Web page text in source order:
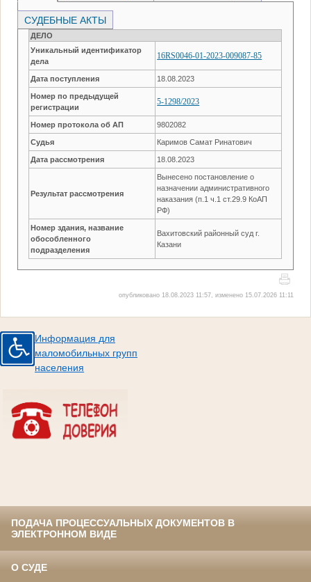
СУДЕБНЫЕ АКТЫ
ДЕЛО
Уникальный идентификатор
дела
16RS0046-01-2023-009087-85
Дата поступления 18.08.2023
Номер по предыдущей
регистрации
5-1298/2023
Номер протокола об АП 9802082
Судья Каримов Самат Ринатович
Дата рассмотрения 18.08.2023
Результат рассмотрения
Вынесено постановление о
назначении административного
наказания (п.1 ч.1 ст.29.9 КоАП
РФ)
Номер здания, название
обособленного
подразделения
Вахитовский районный суд г.
Казани
опубликовано 18.08.2023 11:57, изменено 15.07.2026 11:11
Информация для
маломобильных групп
населения
ПОДАЧА ПРОЦЕССУАЛЬНЫХ ДОКУМЕНТОВ В
ЭЛЕКТРОННОМ ВИДЕ
О СУДЕ